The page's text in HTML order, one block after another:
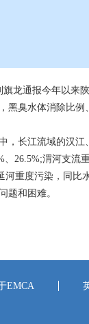
通报今年以来陕
臭水体消除比例
长江流域的汉江
26.5%;渭河支流
重度污染，同比
和困难。
EMCA